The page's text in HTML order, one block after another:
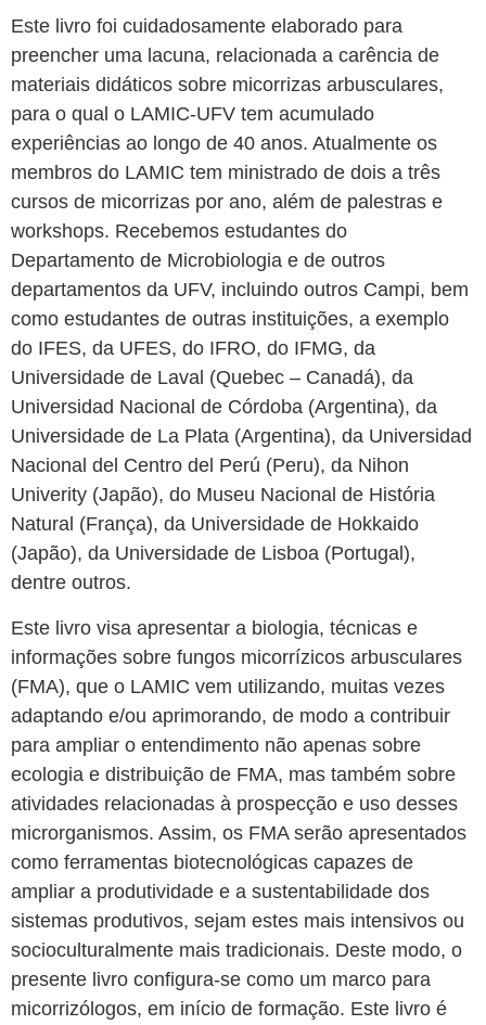
Este livro foi cuidadosamente elaborado para
preencher uma lacuna, relacionada a carência de
materiais didáticos sobre micorrizas arbusculares,
para o qual o LAMIC-UFV tem acumulado
experiências ao longo de 40 anos. Atualmente os
membros do LAMIC tem ministrado de dois a três
cursos de micorrizas por ano, além de palestras e
workshops. Recebemos estudantes do
Departamento de Microbiologia e de outros
departamentos da UFV, incluindo outros Campi, bem
como estudantes de outras instituições, a exemplo
do IFES, da UFES, do IFRO, do IFMG, da
Universidade de Laval (Quebec – Canadá), da
Universidad Nacional de Córdoba (Argentina), da
Universidade de La Plata (Argentina), da Universidad
Nacional del Centro del Perú (Peru), da Nihon
Univerity (Japão), do Museu Nacional de História
Natural (França), da Universidade de Hokkaido
(Japão), da Universidade de Lisboa (Portugal),
dentre outros.
Este livro visa apresentar a biologia, técnicas e
informações sobre fungos micorrízicos arbusculares
(FMA), que o LAMIC vem utilizando, muitas vezes
adaptando e/ou aprimorando, de modo a contribuir
para ampliar o entendimento não apenas sobre
ecologia e distribuição de FMA, mas também sobre
atividades relacionadas à prospecção e uso desses
microrganismos. Assim, os FMA serão apresentados
como ferramentas biotecnológicas capazes de
ampliar a produtividade e a sustentabilidade dos
sistemas produtivos, sejam estes mais intensivos ou
socioculturalmente mais tradicionais. Deste modo, o
presente livro configura-se como um marco para
micorrizólogos, em início de formação. Este livro é